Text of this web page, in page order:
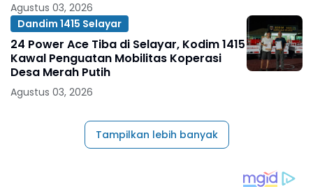
Agustus 03, 2026
Dandim 1415 Selayar
24 Power Ace Tiba di Selayar, Kodim 1415
Kawal Penguatan Mobilitas Koperasi
Desa Merah Putih
Agustus 03, 2026
Tampilkan lebih banyak